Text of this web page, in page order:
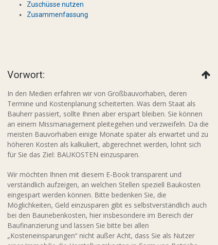
Zuschüsse nutzen
Zusammenfassung
Vorwort:
In den Medien erfahren wir von Großbauvorhaben, deren
Termine und Kostenplanung scheiterten. Was dem Staat als
Bauherr passiert, sollte Ihnen aber erspart bleiben. Sie können
an einem Missmanagement pleitegehen und verzweifeln. Da die
meisten Bauvorhaben einige Monate später als erwartet und zu
höheren Kosten als kalkuliert, abgerechnet werden, lohnt sich
für Sie das Ziel: BAUKOSTEN einzusparen.
Wir möchten Ihnen mit diesem E-Book transparent und
verständlich aufzeigen, an welchen Stellen speziell Baukosten
eingespart werden können. Bitte bedenken Sie, die
Möglichkeiten, Geld einzusparen gibt es selbstverständlich auch
bei den Baunebenkosten, hier insbesondere im Bereich der
Baufinanzierung und lassen Sie bitte bei allen
„Kosteneinsparungen“ nicht außer Acht, dass Sie als Nutzer